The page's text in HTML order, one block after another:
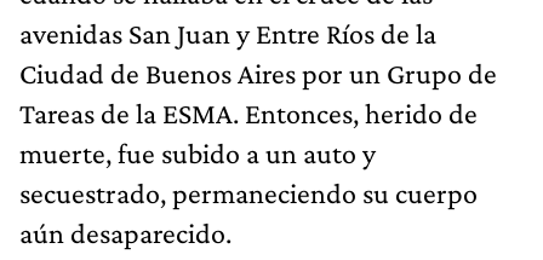
avenidas San Juan y Entre Ríos de la
Ciudad de Buenos Aires por un Grupo de
Tareas de la ESMA. Entonces, herido de
muerte, fue subido a un auto y
secuestrado, permaneciendo su cuerpo
aún desaparecido.